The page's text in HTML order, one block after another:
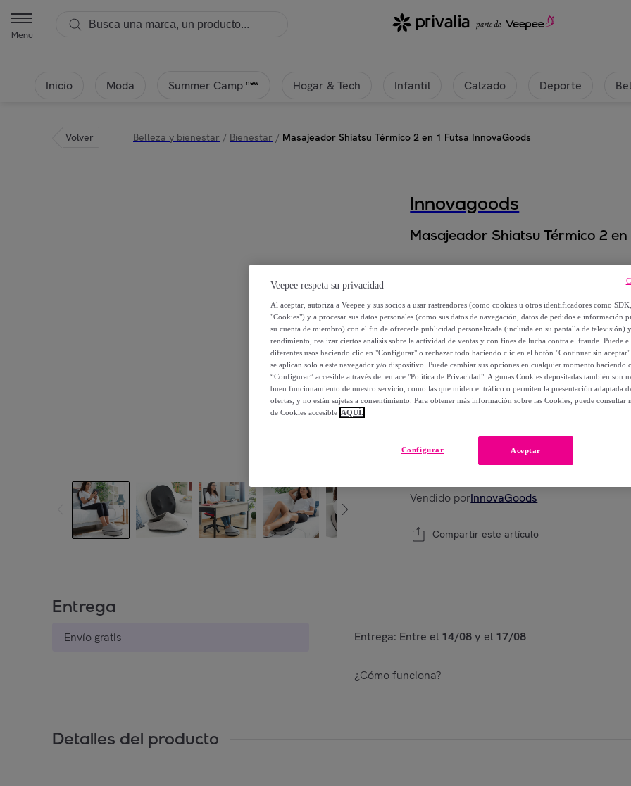
Menu
Inicio Moda Summer Camp new Hogar & Tech Infantil Calzado Deporte
Volver Belleza y bienestar / Bienestar / Masajeador Shiatsu Térmico 2 en 1 Futsa InnovaGoods
Innovagoods
Masajeador Shiatsu Térmico 2 en
151,92 €
-60%
Posible recogida de tu antiguo producto,ver
Masajeador Shiatsu Térmico 2 en
Añadir a la cesta
Vendido porInnovaGoods
Compartir este artículo
Entrega
Envío gratis Entrega: Entre el 14/08y el 17/08
¿Cómo funciona?
Detalles del producto
Veepee respeta su privacidad
Al aceptar, autoriza a Veepee y sus socios a usar rastreadores (como cookies u otros identificadores como
"Cookies") y a procesar sus datos personales (como sus datos de navegación, datos de pedidos e información
su cuenta de miembro) con el fin de ofrecerle publicidad personalizada (incluida en su pantalla de televisión)
rendimiento, realizar ciertos análisis sobre la actividad de ventas y con fines de lucha contra el fraude. Puede
diferentes usos haciendo clic en "Configurar" o rechazar todo haciendo clic en el botón "Continuar sin
se aplican solo a este navegador y/o dispositivo. Puede cambiar sus opciones en cualquier momento haciendo
“Configurar” accesible a través del enlace "Política de Privacidad". Algunas Cookies depositadas también son
buen funcionamiento de nuestro servicio, como las que miden el tráfico o permiten la presentación adaptada
ofertas, y no están sujetas a consentimiento. Para obtener más información sobre las Cookies, puede consultar
de Cookies accesible AQUÍ.
Aceptar
Configurar